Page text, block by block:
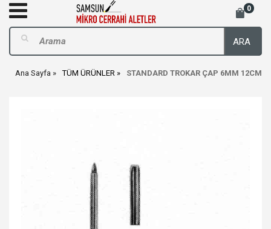
0
ARA
Ana Sayfa TÜM ÜRÜNLER STANDARD TROKAR ÇAP 6MM 12CM